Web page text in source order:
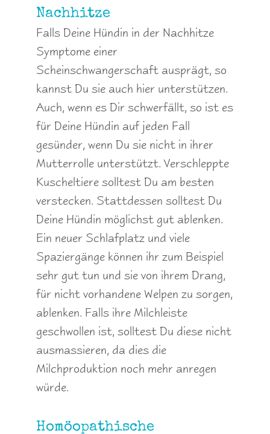
Nachhitze
Falls Deine Hündin in der Nachhitze
Symptome einer
Scheinschwangerschaft ausprägt, so
kannst Du sie auch hier unterstützen.
Auch, wenn es Dir schwerfällt, so ist es
für Deine Hündin auf jeden Fall
gesünder, wenn Du sie nicht in ihrer
Mutterrolle unterstützt. Verschleppte
Kuscheltiere solltest Du am besten
verstecken. Stattdessen solltest Du
Deine Hündin möglichst gut ablenken.
Ein neuer Schlafplatz und viele
Spaziergänge können ihr zum Beispiel
sehr gut tun und sie von ihrem Drang,
für nicht vorhandene Welpen zu sorgen,
ablenken. Falls ihre Milchleiste
geschwollen ist, solltest Du diese nicht
ausmassieren, da dies die
Milchproduktion noch mehr anregen
würde.
Homöopathische